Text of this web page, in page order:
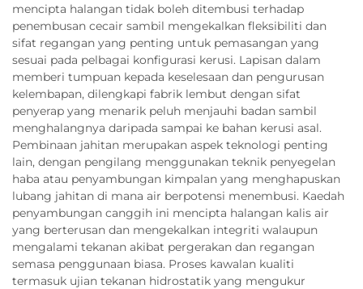
mencipta halangan tidak boleh ditembusi terhadap
penembusan cecair sambil mengekalkan fleksibiliti dan
sifat regangan yang penting untuk pemasangan yang
sesuai pada pelbagai konfigurasi kerusi. Lapisan dalam
memberi tumpuan kepada keselesaan dan pengurusan
kelembapan, dilengkapi fabrik lembut dengan sifat
penyerap yang menarik peluh menjauhi badan sambil
menghalangnya daripada sampai ke bahan kerusi asal.
Pembinaan jahitan merupakan aspek teknologi penting
lain, dengan pengilang menggunakan teknik penyegelan
haba atau penyambungan kimpalan yang menghapuskan
lubang jahitan di mana air berpotensi menembusi. Kaedah
penyambungan canggih ini mencipta halangan kalis air
yang berterusan dan mengekalkan integriti walaupun
mengalami tekanan akibat pergerakan dan regangan
semasa penggunaan biasa. Proses kawalan kualiti
termasuk ujian tekanan hidrostatik yang mengukur